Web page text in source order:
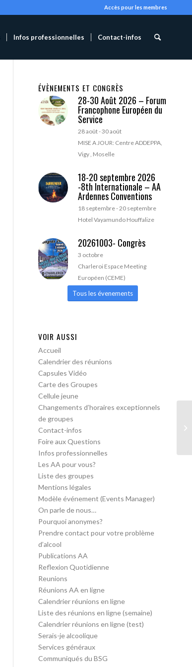
Accès pour les membres
Infos professionnelles Contact-infos
ÉVÈNEMENTS ET CONGRÈS
28-30 Août 2026 – Forum
Francophone Européen du
Service
28 août-30 août
MISE A JOUR: Centre ADDEPPA,
Vigy , Moselle
18-20 septembre 2026
-8th Internationale – AA
Ardennes Conventions
18 septembre-20 septembre
Hotel Vayamundo Houffalize
20261003- Congrès
3 octobre
Charleroi Espace Meeting
Européen (CEME)
Tous les évenements
VOIR AUSSI
Accueil
Calendrier des réunions
Capsules Vidéo
Carte des Groupes
Cellule jeune
Changements d’horaires exceptionnels
de groupes
Contact-infos
Foire aux Questions
Infos professionnelles
Les AA pour vous?
Liste des groupes
Mentions légales
Modèle événement (Events Manager)
On parle de nous…
Pourquoi anonymes?
Prendre contact pour votre problème
d’alcool
Publications AA
Reflexion Quotidienne
Reunions
Réunions AA en ligne
Calendrier réunions en ligne
Liste des réunions en ligne (semaine)
Calendrier réunions en ligne (test)
Serais-je alcoolique
Services généraux
Communiqués du BSG